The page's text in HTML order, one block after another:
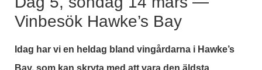
Vinbesök Hawke’s Bay
Idag har vi en heldag bland vingårdarna i Hawke’s
Bay, som kan skryta med att vara den äldsta